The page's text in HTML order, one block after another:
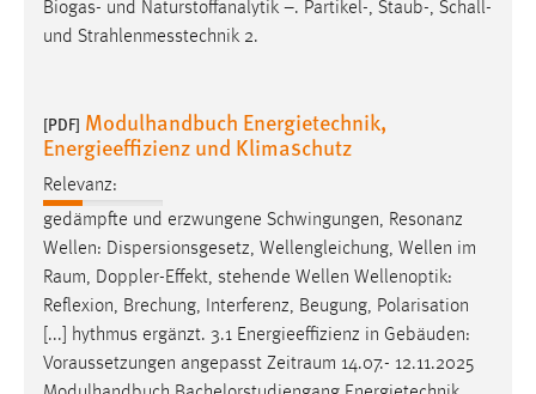
Biogas- und Naturstoffanalytik –. Partikel-, Staub-, Schall-
und Strahlenmesstechnik 2.
[PDF] Modulhandbuch Energietechnik,
Energieeffizienz und Klimaschutz
Relevanz:
gedämpfte und erzwungene Schwingungen, Resonanz
Wellen: Dispersionsgesetz, Wellengleichung, Wellen im
Raum, Doppler-Effekt, stehende Wellen Wellenoptik:
Reflexion, Brechung, Interferenz, Beugung, Polarisation
[...] hythmus ergänzt. 3.1 Energieeffizienz in Gebäuden:
Voraussetzungen angepasst Zeitraum 14.07.- 12.11.2025